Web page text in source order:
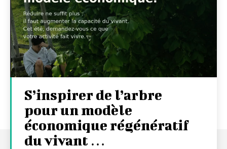
S’inspirer de l’arbre
pour un modèle
économique régénératif
du vivant …